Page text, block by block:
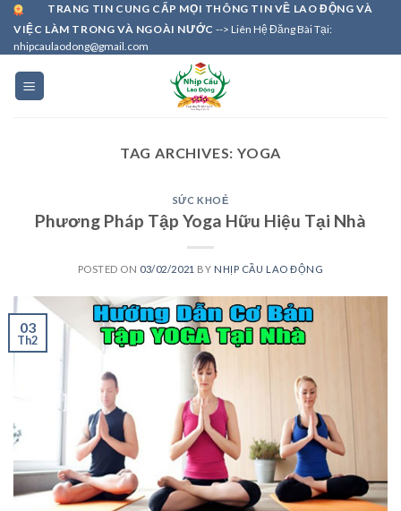
Skip
content
TRANG TIN CUNG CẤP MỌI THÔNG TIN VỀ LAO ĐỘNG VÀ
VIỆC LÀM TRONG VÀ NGOÀI NƯỚC --> Liên Hệ Đăng Bài Tại:
nhipcaulaodong@gmail.com
TAG ARCHIVES: YOGA
SỨC KHOẺ
Phương Pháp Tập Yoga Hữu Hiệu Tại Nhà
POSTED ON 03/02/2021 BY NHỊP CẦU LAO ĐỘNG
03
Th2